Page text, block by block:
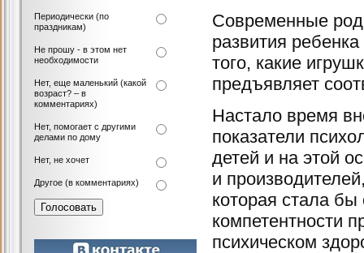
Современные
развития
того, какие
предъявляет
Настало время
показатели
детей и на этой
и
которая стала
компетентности
психическом
Периодически (по
праздникам)
Не прошу - в этом нет
необходимости
Нет, еще маленький (какой
возраст? – в
комментариях)
Нет, помогает с другими
делами по дому
Нет, не хочет
Другое (в комментариях)